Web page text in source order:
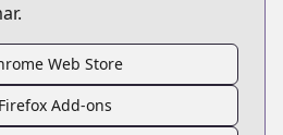
Web Store
Firefox Add-ons